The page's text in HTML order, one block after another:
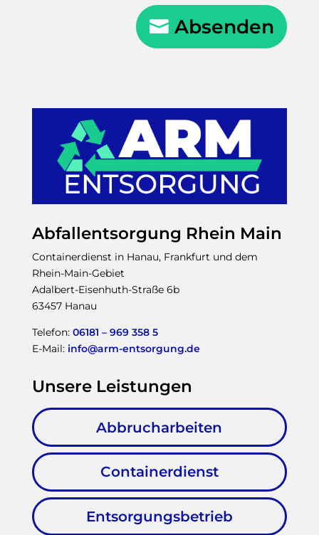
Absenden
Abfallentsorgung Rhein Main
Containerdienst in Hanau, Frankfurt und dem
Rhein-Main-Gebiet
Adalbert-Eisenhuth-Straße 6b
63457 Hanau
Telefon: 06181 – 969 358 5
E-Mail: info@arm-entsorgung.de
Unsere Leistungen
Abbrucharbeiten
Containerdienst
Entsorgungsbetrieb